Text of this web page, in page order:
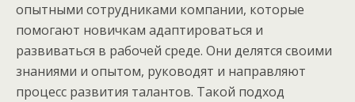
опытными сотрудниками компании, которые
помогают новичкам адаптироваться и
развиваться в рабочей среде. Они делятся своими
знаниями и опытом, руководят и направляют
процесс развития талантов. Такой подход